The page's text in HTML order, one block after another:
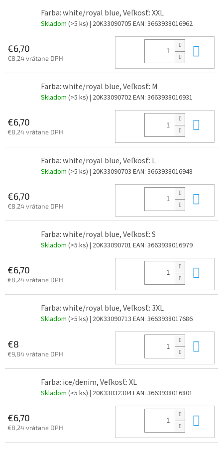
Farba: white/royal blue, Veľkosť: XXL
Skladom (>5 ks) | 20K33090705 EAN: 3663938016962
€6,70
€8,24 vrátane DPH
Farba: white/royal blue, Veľkosť: M
Skladom (>5 ks) | 20K33090702EAN: 3663938016931
€6,70
€8,24 vrátane DPH
Farba: white/royal blue, Veľkosť: L
Skladom (>5 ks) | 20K33090703 EAN: 3663938016948
€6,70
€8,24 vrátane DPH
Farba: white/royal blue, Veľkosť: S
Skladom (>5 ks) | 20K33090701 EAN: 3663938016979
€6,70
€8,24 vrátane DPH
Farba: white/royal blue, Veľkosť: 3XL
Skladom (>5 ks) | 20K33090713 EAN: 3663938017686
€8
€9,84 vrátane DPH
Farba: ice/denim, Veľkosť: XL
Skladom (>5 ks) | 20K33032304EAN: 3663938016801
€6,70
€8,24 vrátane DPH